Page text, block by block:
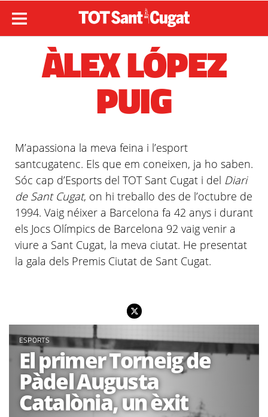
ÀLEX LÓPEZ
PUIG
M’apassiona la meva feina i l’esport
santcugatenc. Els que em coneixen, ja ho saben.
Sóc cap d’Esports del TOT Sant Cugat i del Diari
de Sant Cugat, on hi treballo des de l’octubre de
1994. Vaig néixer a Barcelona fa 42 anys i durant
els Jocs Olímpics de Barcelona 92 vaig venir a
viure a Sant Cugat, la meva ciutat. He presentat
la gala dels Premis Ciutat de Sant Cugat.
ESPORTS
El primer Torneig de
Pàdel Augusta
Catalònia, un èxit